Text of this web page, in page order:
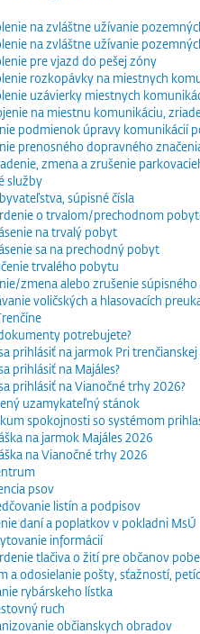
na zvláštne užívanie
na zvláštne užívanie
pre vjazd do pešej zóny
rozkopávky na miestnych
uzávierky miestnych
na miestnu komunikáciu,
podmienok úpravy komunikácií
prenosného dopravného
zmena a zrušenie
služby
súpisné čísla
o trvalom/prechodnom
na trvalý pobyt
sa na prechodný pobyt
trvalého pobytu
zmena alebo zrušenie
voličských a hlasovacích
potrebujete?
prihlásiť na jarmok Pri trenčianskej
prihlásiť na Majáles?
prihlásiť na Vianočné trhy 2026?
uzamykateľný stánok
spokojnosti so systémom
na jarmok Majáles 2026
na Vianočné trhy 2026
psov
listín a podpisov
daní a poplatkov v pokladni MsÚ
informácií
tlačiva o žití pre občanov
a odosielanie pošty, sťažností,
rybárskeho lístka
ruch
občianskych obradov